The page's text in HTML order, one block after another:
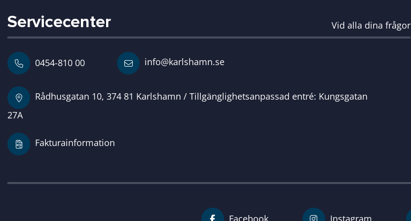
Servicecenter Vid alla dina frågor
0454-810 00 info@karlshamn.se
Rådhusgatan 10, 374 81 Karlshamn / Tillgänglighetsanpassad entré: Kungsgatan
27A
Fakturainformation
Facebook Instagram